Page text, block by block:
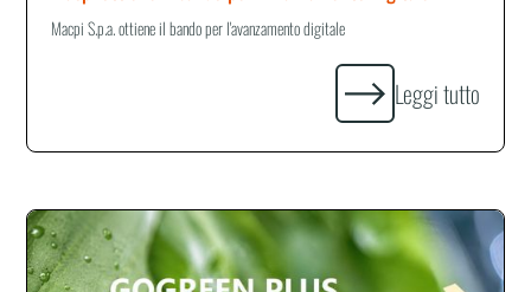
Macpi S.p.a. ottiene il bando per l'avanzamento digitale
Leggi tutto